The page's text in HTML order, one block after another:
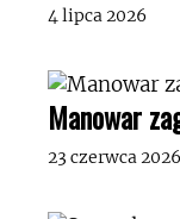
4 lipca 2026
Manowar
23 czerwca 2026